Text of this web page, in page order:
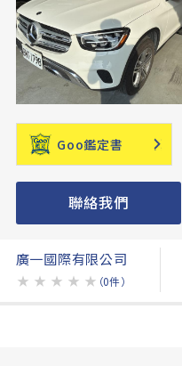
Goo鑑定書
聯絡我們
廣一國際有限公司
★ ★ ★ ★ ★ （0件）